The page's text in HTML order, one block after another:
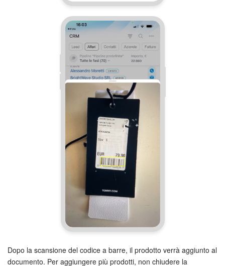
Dopo la scansione del codice a barre, il prodotto verrà aggiunto al
documento. Per aggiungere più prodotti, non chiudere la